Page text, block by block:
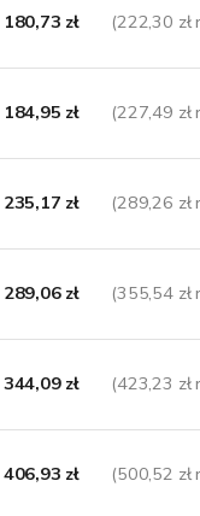
180,73 zł (222,30 zł
184,95 zł (227,49 zł
235,17 zł (289,26 zł
289,06 zł (355,54 zł
344,09 zł (423,23 zł
406,93 zł (500,52 zł